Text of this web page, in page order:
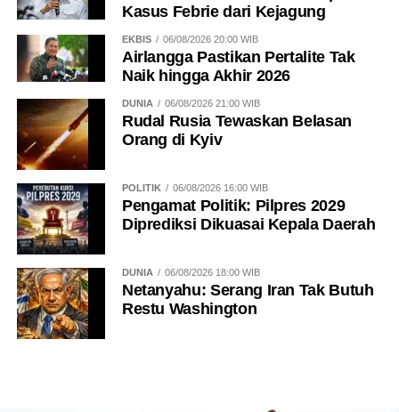
Kasus Febrie dari Kejagung
EKBIS 06/08/2026 20:00 WIB
Airlangga Pastikan Pertalite Tak
Naik hingga Akhir 2026
DUNIA 06/08/2026 21:00 WIB
Rudal Rusia Tewaskan Belasan
Orang di Kyiv
POLITIK 06/08/2026 16:00 WIB
Pengamat Politik: Pilpres 2029
Diprediksi Dikuasai Kepala Daerah
DUNIA 06/08/2026 18:00 WIB
Netanyahu: Serang Iran Tak Butuh
Restu Washington